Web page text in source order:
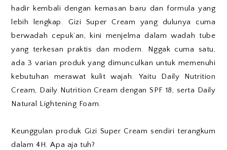
hadir kembali dengan kemasan baru dan formula yang
lebih lengkap. Gizi Super Cream yang dulunya cuma
berwadah cepuk’an, kini menjelma dalam wadah tube
yang terkesan praktis dan modern. Nggak cuma satu,
ada 3 varian produk yang dimunculkan untuk memenuhi
kebutuhan merawat kulit wajah. Yaitu Daily Nutrition
Cream, Daily Nutrition Cream dengan SPF 18, serta Daily
Natural Lightening Foam.
Keunggulan produk Gizi Super Cream sendiri terangkum
dalam 4H. Apa aja tuh?